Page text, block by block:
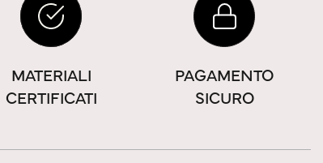
MATERIALI
CERTIFICATI
PAGAMENTO
SICURO